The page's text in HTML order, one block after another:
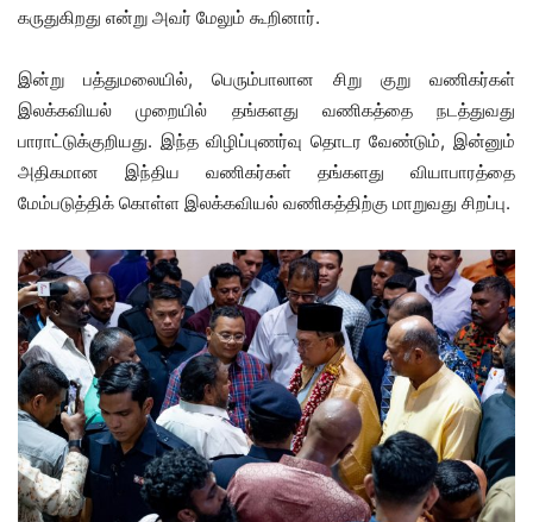
கருதுகிறது என்று அவர் மேலும் கூறினார்.
இன்று பத்துமலையில், பெரும்பாலான சிறு குறு வணிகர்கள்
இலக்கவியல் முறையில் தங்களது வணிகத்தை நடத்துவது
பாராட்டுக்குறியது. இந்த விழிப்புணர்வு தொடர வேண்டும், இன்னும்
அதிகமான இந்திய வணிகர்கள் தங்களது வியாபாரத்தை
மேம்படுத்திக் கொள்ள இலக்கவியல் வணிகத்திற்கு மாறுவது சிறப்பு.